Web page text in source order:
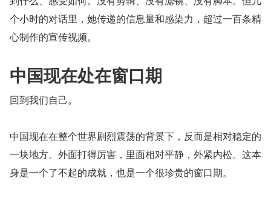
个小时的对话里，她传递的信息量和感染力，超过一百条精
心制作的宣传视频。
中国现在处在窗口期
回到我们自己。
中国现在在整个世界剧烈震荡的背景下，反而是相对稳定的
一块地方。外面打得厉害，里面相对平静，外紧内松。这本
身是一个了不起的成就，也是一个很珍贵的窗口期。